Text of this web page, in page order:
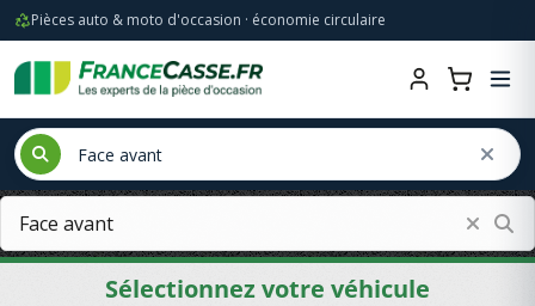
Pièces auto & moto d'occasion · économie circulaire
Sélectionnez votre véhicule